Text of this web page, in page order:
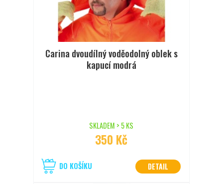
Carina dvoudílný voděodolný oblek s
kapucí modrá
SKLADEM > 5 KS
350 Kč
DETAIL
DO KOŠÍKU